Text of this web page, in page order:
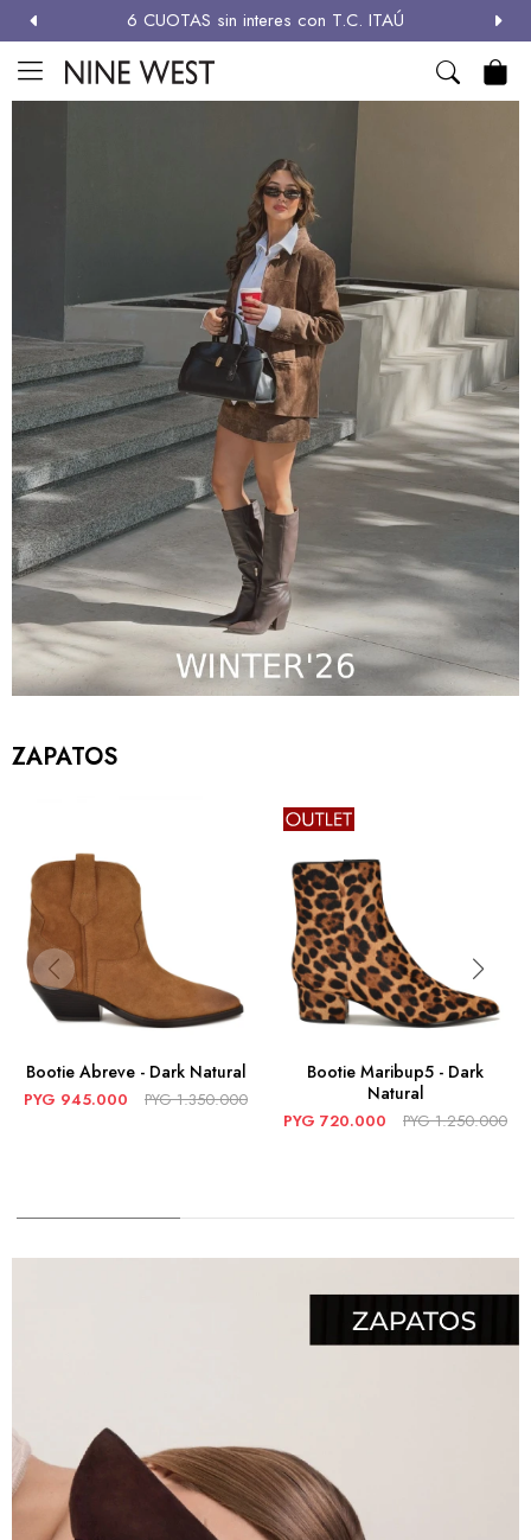
6 CUOTAS sin interes con T.C. ITAÚ

ZAPATOS
Bootie Abreve - Dark Natural
PYG 945.000 PYG 1.350.000
Bootie Maribup5 - Dark
Natural
PYG 720.000 PYG 1.250.000
MI CUENTA
NEW ZAPATOS CARTERAS ACCESORIOS SALE
Términos y condiciones